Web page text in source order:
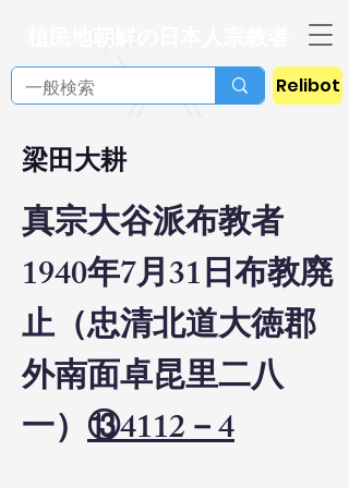
Relibot
梁田大耕
真宗大谷派布教者
1940年7月31日布教廃
止（忠清北道大徳郡
外南面卓昆里二八
一） ⑬4112－4